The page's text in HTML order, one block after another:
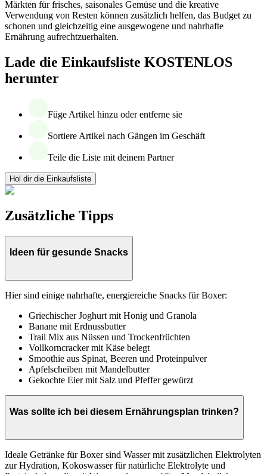
Märkten für frisches, saisonales Gemüse und die kreative
Verwendung von Resten können zusätzlich helfen, das Budget zu
schonen und gleichzeitig eine ausgewogene und nahrhafte
Ernährung aufrechtzuerhalten.
Lade die Einkaufsliste KOSTENLOS
herunter
Füge Artikel hinzu oder entferne sie
Sortiere Artikel nach Gängen im Geschäft
Teile die Liste mit deinem Partner
Hol dir die Einkaufsliste
Zusätzliche Tipps
Ideen für gesunde Snacks
Hier sind einige nahrhafte, energiereiche Snacks für Boxer:
Griechischer Joghurt mit Honig und Granola
Banane mit Erdnussbutter
Trail Mix aus Nüssen und Trockenfrüchten
Vollkorncracker mit Käse belegt
Smoothie aus Spinat, Beeren und Proteinpulver
Apfelscheiben mit Mandelbutter
Gekochte Eier mit Salz und Pfeffer gewürzt
Was sollte ich bei diesem Ernährungsplan trinken?
Ideale Getränke für Boxer sind Wasser mit zusätzlichen Elektrolyten
zur Hydration, Kokoswasser für natürliche Elektrolyte und